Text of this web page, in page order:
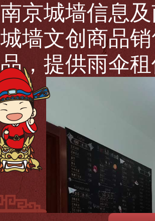
南京城墙信息
城墙文创商品
品，提供雨伞